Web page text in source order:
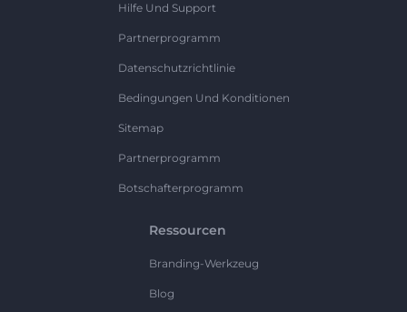
Hilfe Und Support
Partnerprogramm
Datenschutzrichtlinie
Bedingungen Und Konditionen
Sitemap
Partnerprogramm
Botschafterprogramm
Ressourcen
Branding-Werkzeug
Blog